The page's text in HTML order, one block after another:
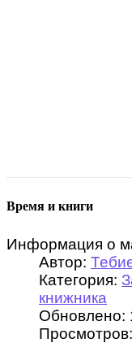
Время и книги
Информация о
Автор:
Категория:
книжника
Обновлено: